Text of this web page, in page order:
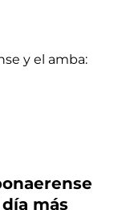
más